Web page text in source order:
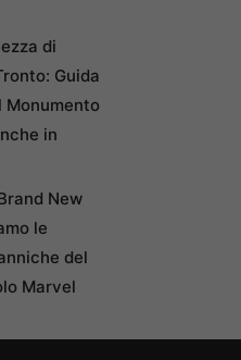
di
Guida
in
New
le
del
Marvel